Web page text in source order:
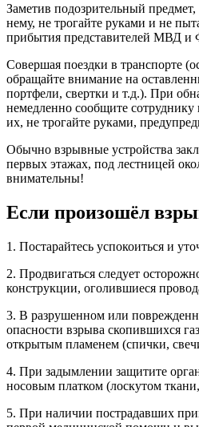
Заметив подозрительный предмет,
нему, не трогайте руками и не
прибытия представителей МВД и
Совершая поездки в транспорте
обращайте внимание на
портфели, свертки и т.д.). При
немедленно сообщите
их, не трогайте руками,
Обычно взрывные устройства
первых этажах, под лестницей
внимательны!
Если произошёл
1. Постарайтесь успокоиться и
2. Продвигаться следует
конструкции, оголившиеся
3. В разрушенном или
опасности взрыва скопившихся
открытым пламенем (спички,
4. При задымлении защитите
носовым платком (лоскутом
5. При наличии пострадавших